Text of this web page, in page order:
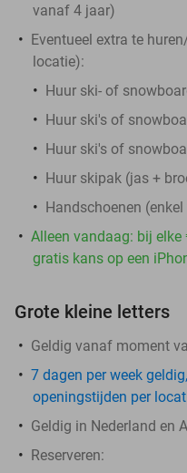
vanaf 4 jaar)
Eventueel extra te
locatie):
Huur ski- of
Huur ski's of
Huur ski's of
Huur skipak (jas +
Handschoenen
Alleen vandaag: bij
gratis kans op een
Grote kleine letters
Geldig vanaf moment
7 dagen per week
openingstijden per
Geldig in Nederland en
Reserveren: